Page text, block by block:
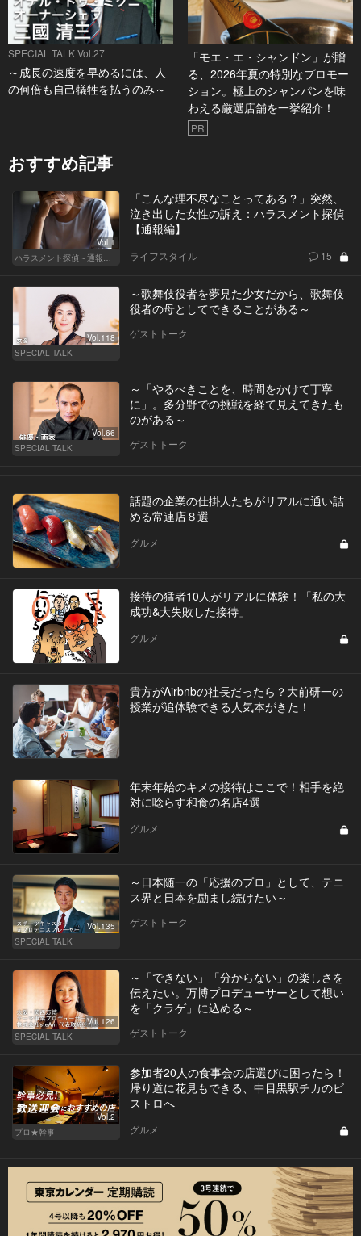
SPECIAL TALK Vol.27
～成長の速度を早めるには、人
の何倍も自己犠牲を払うのみ～
「モエ・エ・シャンドン」が贈
る、2026年夏の特別なプロモー
ション。極上のシャンパンを味
わえる厳選店舗を一挙紹介！
PR
おすすめ記事
Vol.1
ハラスメント探偵～通報編～
「こんな理不尽なことってある？」突然、
泣き出した女性の訴え：ハラスメント探偵
【通報編】
ライフスタイル 15
Vol.118
SPECIAL TALK
～歌舞伎役者を夢見た少女だから、歌舞伎
役者の母としてできることがある～
ゲストトーク
Vol.66
SPECIAL TALK
～「やるべきことを、時間をかけて丁寧
に」。多分野での挑戦を経て見えてきたも
のがある～
ゲストトーク
話題の企業の仕掛人たちがリアルに通い詰
める常連店８選
グルメ
接待の猛者10人がリアルに体験！「私の大
成功&大失敗した接待」
グルメ
貴方がAirbnbの社長だったら？大前研一の
授業が追体験できる人気本がきた！
年末年始のキメの接待はここで！相手を絶
対に唸らす和食の名店4選
グルメ
Vol.135
SPECIAL TALK
～日本随一の「応援のプロ」として、テニ
ス界と日本を励まし続けたい～
ゲストトーク
Vol.126
SPECIAL TALK
～「できない」「分からない」の楽しさを
伝えたい。万博プロデューサーとして想い
を「クラゲ」に込める～
ゲストトーク
Vol.2
プロ★幹事
参加者20人の食事会の店選びに困ったら！
帰り道に花見もできる、中目黒駅チカのビ
ストロへ
グルメ